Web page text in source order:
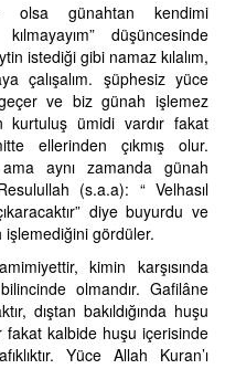
olsa günahtan kendimi
düşüncesinde
istediği gibi namaz kılalım,
çalışalım. şüphesiz yüce
geçer ve biz günah işlemez
kurtuluş ümidi vardır fakat
ellerinden çıkmış olur.
aynı zamanda günah
(s.a.a): “ Velhasıl
diye buyurdu ve
işlemediğini gördüler.
kimin karşısında
olmandır. Gafilâne
dıştan bakıldığında huşu
fakat kalbide huşu içerisinde
Yüce Allah Kuran’ı